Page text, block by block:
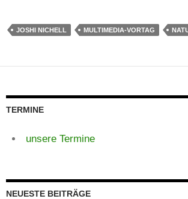
JOSHI NICHELL MULTIMEDIA-VORTAG
TERMINE
unsere Termine
NEUESTE BEITRÄGE